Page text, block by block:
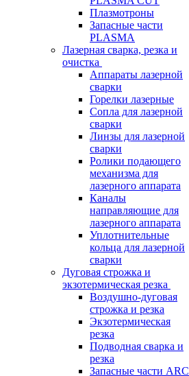
Плазмотроны
Запасные части
PLASMA
Лазерная сварка, резка и
очистка
Аппараты лазерной
сварки
Горелки лазерные
Сопла для лазерной
сварки
Линзы для лазерной
сварки
Ролики подающего
механизма для
лазерного аппарата
Каналы
направляющие для
лазерного аппарата
Уплотнительные
кольца для лазерной
сварки
Дуговая строжка и
экзотермическая резка
Воздушно-дуговая
строжка и резка
Экзотермическая
резка
Подводная сварка и
резка
Запасные части ARC